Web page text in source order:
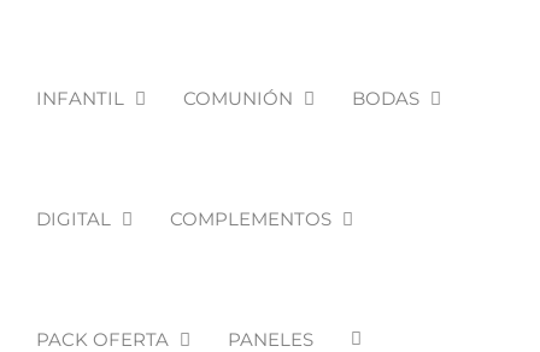
INFANTIL COMUNIÓN BODAS
DIGITAL COMPLEMENTOS
PACK OFERTA PANELES